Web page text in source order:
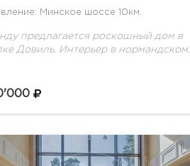
Минское шоссе 10км.
предлагается роскошный дом в
Довиль. Интерьер в нормандском
в котором работают холодный